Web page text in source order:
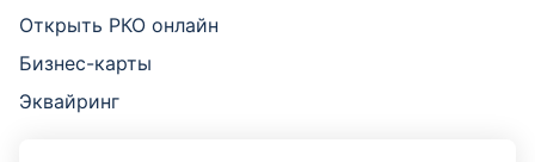
Открыть РКО онлайн
Бизнес-карты
Эквайринг